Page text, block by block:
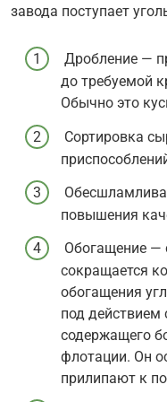
завода поступает
Дробление —
до требуемой
Обычно это
Сортировка
повышения
Обогащение —
сокращается
обогащения
под действием
содержащего
флотации. Он
прилипают к